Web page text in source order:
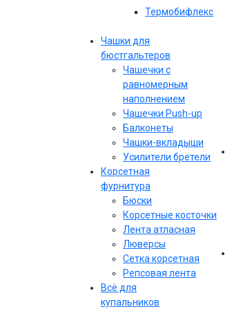
Термобифлекс
Чашки для
бюстгальтеров
Чашечки с
равномерным
наполнением
Чашечки Push-up
Балконеты
Чашки-вкладыши
Усилители бретели
Корсетная
фурнитура
Бюски
Корсетные косточки
Лента атласная
Люверсы
Сетка корсетная
Репсовая лента
Всё для
купальников